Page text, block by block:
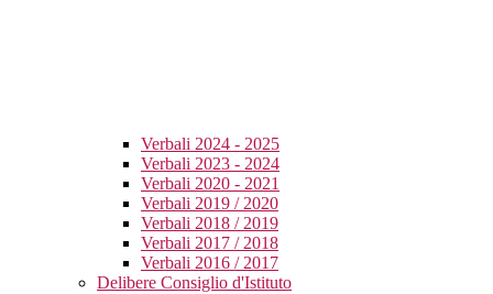
Verbali 2024 - 2025
Verbali 2023 - 2024
Verbali 2020 - 2021
Verbali 2019 / 2020
Verbali 2018 / 2019
Verbali 2017 / 2018
Verbali 2016 / 2017
Delibere Consiglio d'Istituto